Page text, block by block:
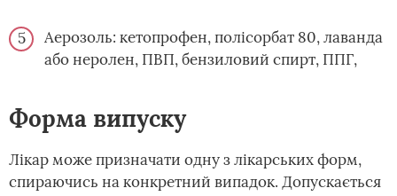
Аерозоль: кетопрофен, полісорбат 80, лаванда
або неролен, ПВП, бензиловий спирт, ППГ,
Форма випуску
Лікар може призначати одну з лікарських форм,
спираючись на конкретний випадок. Допускається